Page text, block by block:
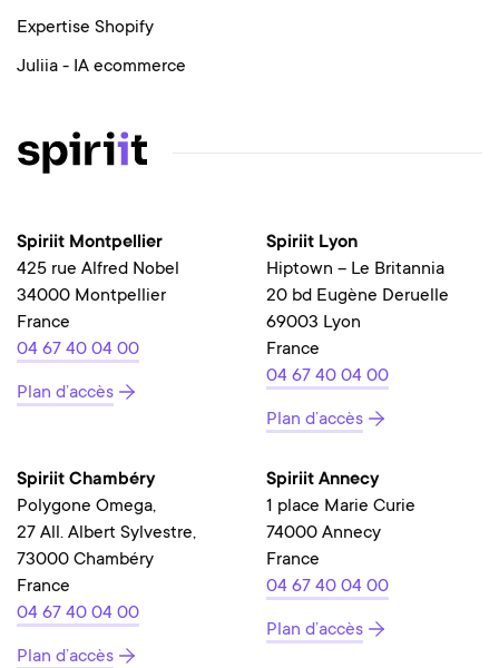
Expertise Shopify
Juliia - IA ecommerce
Spiriit Montpellier
425 rue Alfred Nobel
34000 Montpellier
France
04 67 40 04 00
Plan d’accès
Spiriit Lyon
Hiptown – Le Britannia
20 bd Eugène Deruelle
69003 Lyon
France
04 67 40 04 00
Plan d’accès
Spiriit Chambéry
Polygone Omega,
27 All. Albert Sylvestre,
73000 Chambéry
France
04 67 40 04 00
Plan d’accès
Spiriit Annecy
1 place Marie Curie
74000 Annecy
France
04 67 40 04 00
Plan d’accès